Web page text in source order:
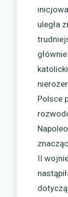
uległa
Polsce
II